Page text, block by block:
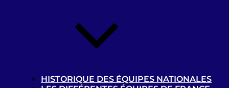
HISTORIQUE DES ÉQUIPES NATIONALES
Photothèque “Cécifoot”